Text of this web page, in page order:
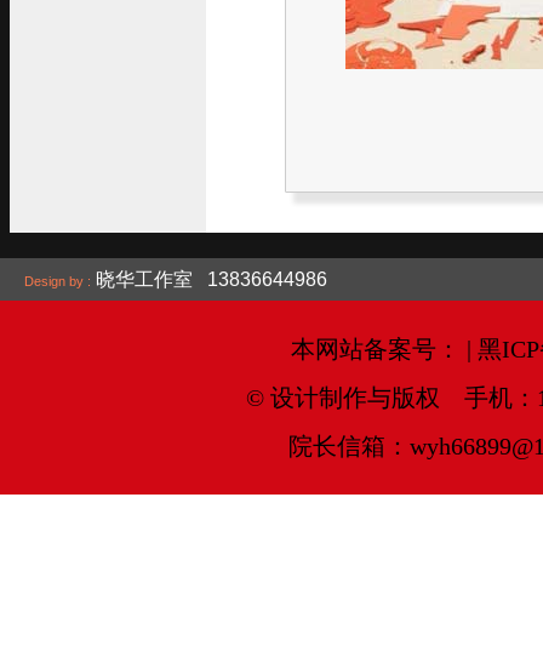
Design by : 晓华工作室 13836644986
本网站备案号： | 黑
© 设计制作与版权 手机：
院长信箱：